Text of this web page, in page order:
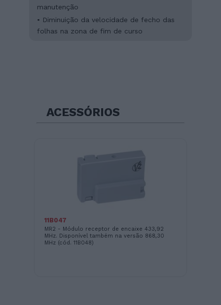
manutenção
• Diminuição da velocidade de fecho das
folhas na zona de fim de curso
ACESSÓRIOS
11B047
MR2 - Módulo receptor de encaixe 433,92
MHz. Disponível também na versão 868,30
MHz (cód. 11B048)